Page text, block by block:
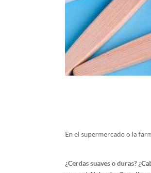
En el supermercado o la
¿Cerdas suaves o duras?